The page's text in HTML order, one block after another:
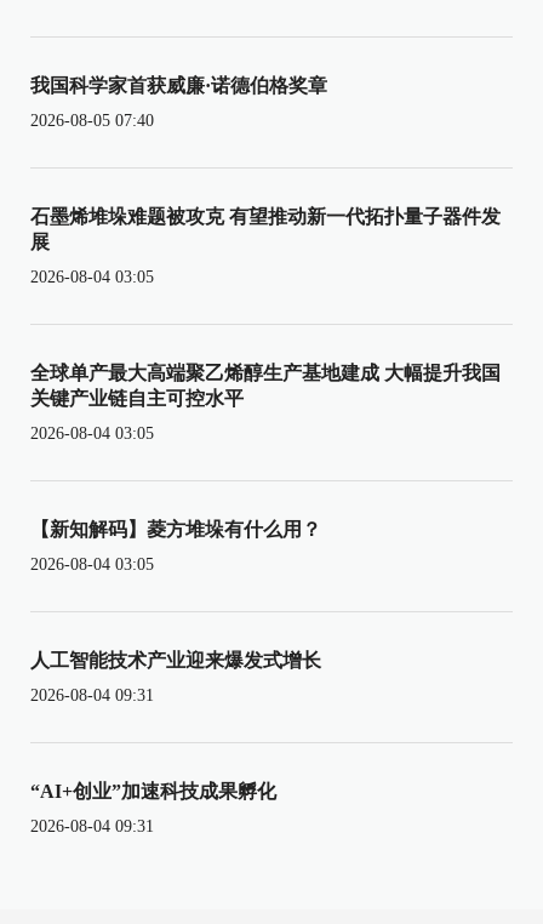
我国科学家首获威廉·诺德伯格奖章
2026-08-05 07:40
石墨烯堆垛难题被攻克 有望推动新一代拓扑量子器件发
展
2026-08-04 03:05
全球单产最大高端聚乙烯醇生产基地建成 大幅提升我国
关键产业链自主可控水平
2026-08-04 03:05
【新知解码】菱方堆垛有什么用？
2026-08-04 03:05
人工智能技术产业迎来爆发式增长
2026-08-04 09:31
“AI+创业”加速科技成果孵化
2026-08-04 09:31